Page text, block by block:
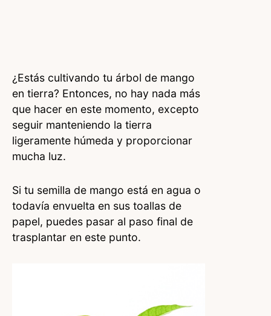
¿Estás cultivando tu árbol de mango
en tierra? Entonces, no hay nada más
que hacer en este momento, excepto
seguir manteniendo la tierra
ligeramente húmeda y proporcionar
mucha luz.
Si tu semilla de mango está en agua o
todavía envuelta en sus toallas de
papel, puedes pasar al paso final de
trasplantar en este punto.